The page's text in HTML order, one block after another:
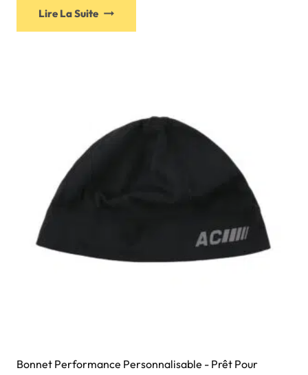
Lire La Suite
Bonnet Performance Personnalisable - Prêt Pour